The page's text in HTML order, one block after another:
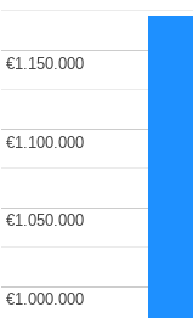
€1.000.000
€1.000.000
€1.050.000
€1.050.000
€1.100.000
€1.100.000
€1.150.000
€1.150.000